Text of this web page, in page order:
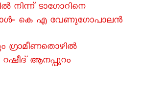
നിന്ന് ടാഗോറിനെ
കെ എ വേണുഗോപാലൻ
ഗ്രാമീണതൊഴിൽ
ആനപ്പുറം